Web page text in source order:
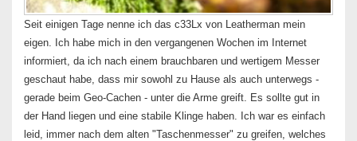
Seit einigen Tage nenne ich das c33Lx von Leatherman mein
eigen. Ich habe mich in den vergangenen Wochen im Internet
informiert, da ich nach einem brauchbaren und wertigem Messer
geschaut habe, dass mir sowohl zu Hause als auch unterwegs -
gerade beim Geo-Cachen - unter die Arme greift. Es sollte gut in
der Hand liegen und eine stabile Klinge haben. Ich war es einfach
leid, immer nach dem alten "Taschenmesser" zu greifen, welches